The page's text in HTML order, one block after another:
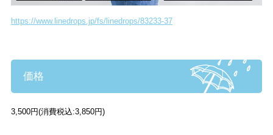
https://www.linedrops.jp/fs/linedrops/83233-37
価格
3,500円(消費税込:3,850円)